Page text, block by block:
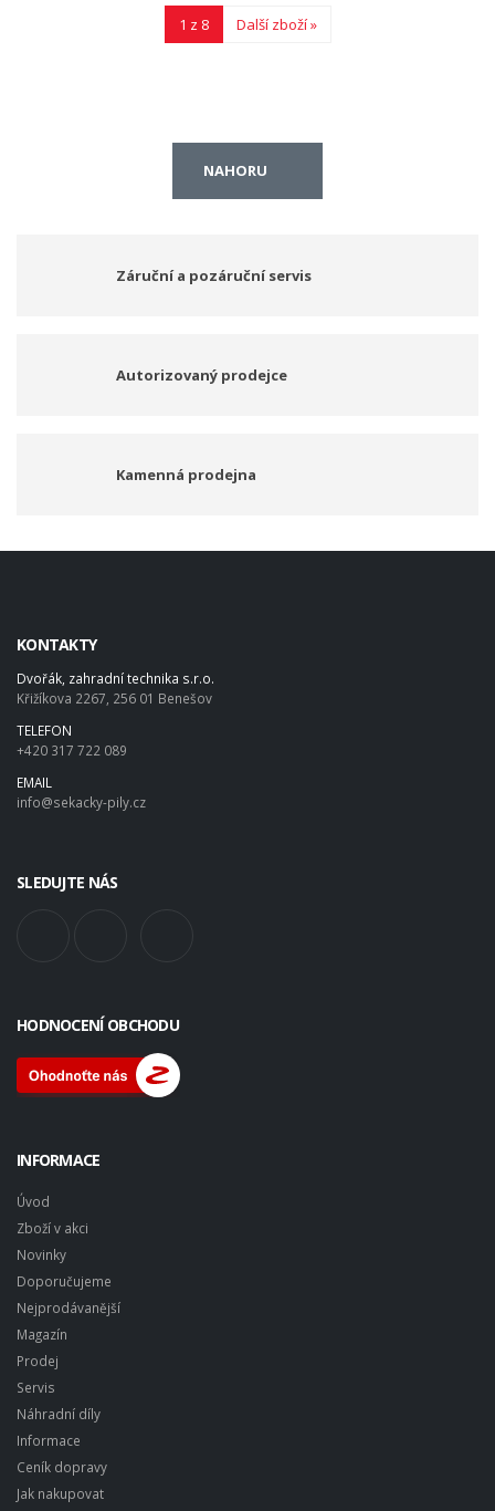
1 z 8 Další zboží »
NAHORU
Záruční a pozáruční servis
Autorizovaný prodejce
Kamenná prodejna
KONTAKTY
Dvořák, zahradní technika s.r.o.
Křižíkova 2267, 256 01 Benešov
TELEFON
+420 317 722 089
EMAIL
info@sekacky-pily.cz
SLEDUJTE NÁS
HODNOCENÍ OBCHODU
INFORMACE
Úvod
Zboží v akci
Novinky
Doporučujeme
Nejprodávanější
Magazín
Prodej
Servis
Náhradní díly
Informace
Ceník dopravy
Jak nakupovat